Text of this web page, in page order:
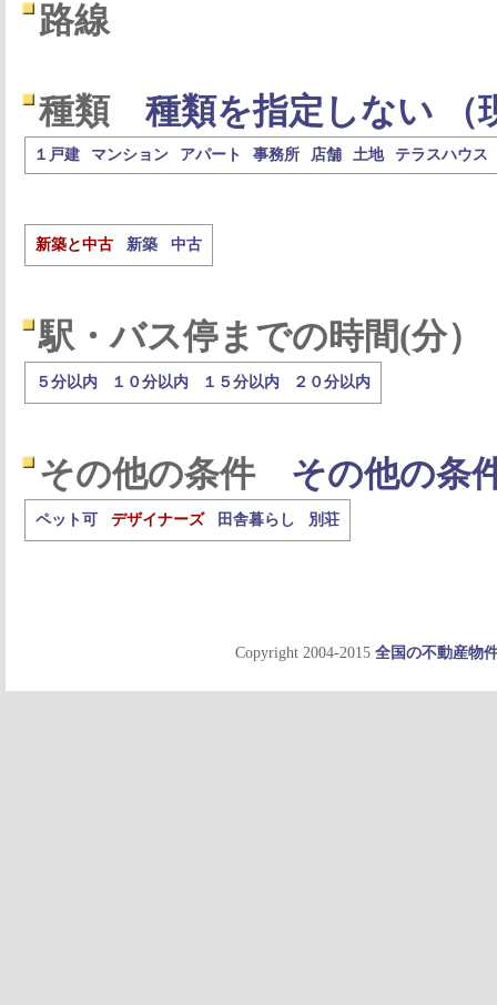
路線
種類 種類を指定しない （
１戸建 マンション アパート 事務所 店舗 土地 テラスハウス
新築と中古 新築 中古
駅・バス停までの時間(分）
５分以内 １０分以内 １５分以内 ２０分以内
その他の条件 その他の条
ペット可 デザイナーズ 田舎暮らし 別荘
Copyright 2004-2015 全国の不動産物